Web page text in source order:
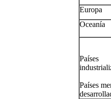
Europa
Oceanía
Países
Países